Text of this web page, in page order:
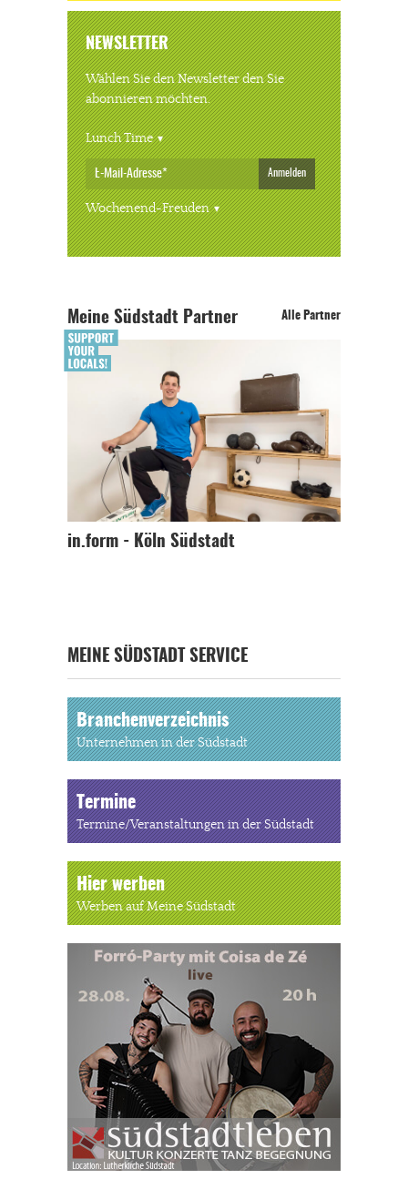
NEWSLETTER
Wählen Sie den Newsletter den Sie
abonnieren möchten.
Lunch Time
Anmelden
Wochenend-Freuden
Meine Südstadt Partner Alle Partner
in.form - Köln Südstadt
MEINE SÜDSTADT SERVICE
Branchenverzeichnis
Unternehmen in der Südstadt
Termine
Termine/Veranstaltungen in der Südstadt
Hier werben
Werben auf Meine Südstadt